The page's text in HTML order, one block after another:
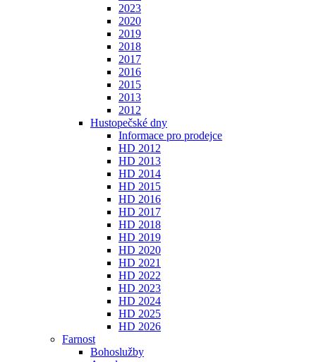
2023
2020
2019
2018
2017
2016
2015
2013
2012
Hustopečské dny
Informace pro prodejce
HD 2012
HD 2013
HD 2014
HD 2015
HD 2016
HD 2017
HD 2018
HD 2019
HD 2020
HD 2021
HD 2022
HD 2023
HD 2024
HD 2025
HD 2026
Farnost
Bohoslužby